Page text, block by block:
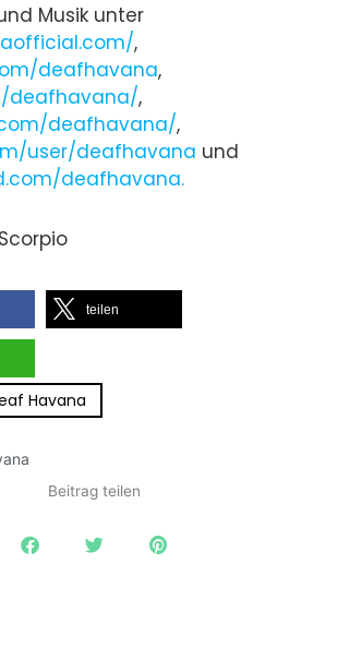
Musik unter
,
deafhavana,
deafhavana/,
deafhavana/,
user/deafhavana und
deafhavana.
teilen
Havana
Beitrag teilen